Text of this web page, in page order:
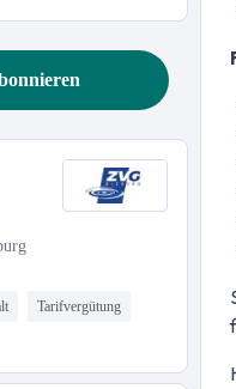
Tarifvergütung